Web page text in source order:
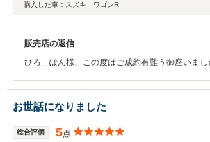
購入した車：スズキ ワゴンR
販売店の返信
ひろ＿ぽん様、この度はご成約有難う御座いま
いただけるよう精進してまいりますので今後共
お願い致します。
お世話になりました
総合評価 5点